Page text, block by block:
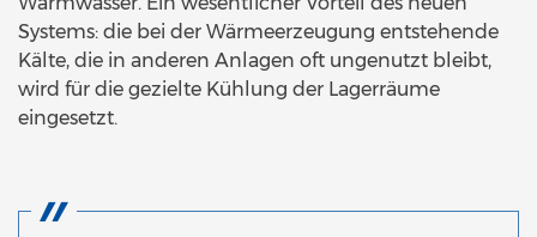
Systems: die bei der Wärmeerzeugung entstehende
Kälte, die in anderen Anlagen oft ungenutzt bleibt,
wird für die gezielte Kühlung der Lagerräume
eingesetzt.